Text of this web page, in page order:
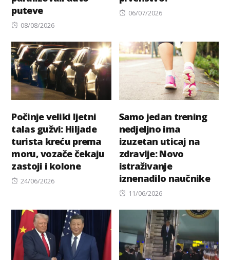
puteve
Posted
08/08/2026
Posted
06/07/2026
Počinje veliki ljetni
talas gužvi: Hiljade
turista kreću prema
moru, vozače čekaju
zastoji i kolone
Posted
24/06/2026
Samo jedan trening
nedjeljno ima
izuzetan uticaj na
zdravlje: Novo
istraživanje
iznenadilo naučnike
Posted
11/06/2026